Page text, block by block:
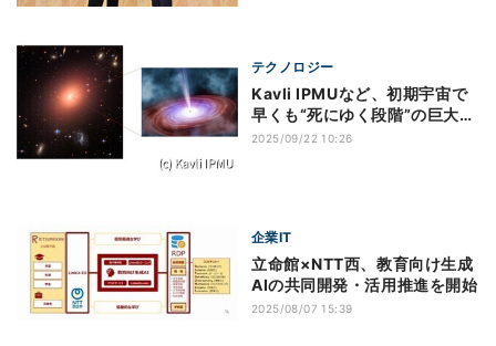
テクノロジー
Kavli IPMUなど、初期宇宙で
早くも“死にゆく段階”の巨大銀
河を発見
2025/09/22 10:26
企業IT
立命館×NTT西、教育向け生成
AIの共同開発・活用推進を開始
2025/08/07 15:39